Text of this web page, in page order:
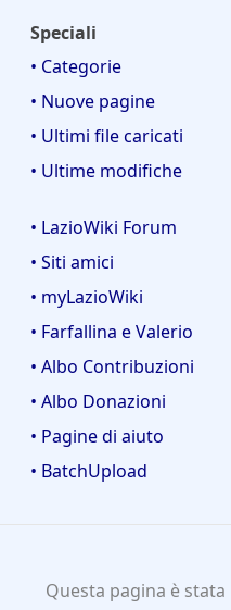
Speciali
• Categorie
• Nuove pagine
• Ultimi file caricati
• Ultime modifiche
• LazioWiki Forum
• Siti amici
• myLazioWiki
• Farfallina e Valerio
• Albo Contribuzioni
• Albo Donazioni
• Pagine di aiuto
• BatchUpload
Questa pagina è